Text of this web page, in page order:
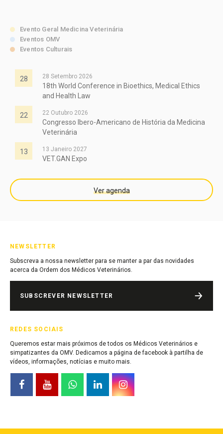
Evento Geral Medicina Veterinária
Eventos OMV
Eventos Culturais
28 28 Setembro 2026
18th World Conference in Bioethics, Medical Ethics
and Health Law
22 22 Outubro 2026
Congresso Ibero-Americano de História da Medicina
Veterinária
13 13 Janeiro 2027
VET.GAN Expo
Ver agenda
NEWSLETTER
Subscreva a nossa newsletter para se manter a par das novidades
acerca da Ordem dos Médicos Veterinários.
SUBSCREVER NEWSLETTER
REDES SOCIAIS
Queremos estar mais próximos de todos os Médicos Veterinários e
simpatizantes da OMV. Dedicamos a página de facebook à partilha de
vídeos, informações, notícias e muito mais.